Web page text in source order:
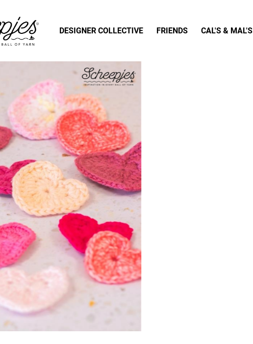
DESIGNER COLLECTIVE FRIENDS CAL'S & MAL'S